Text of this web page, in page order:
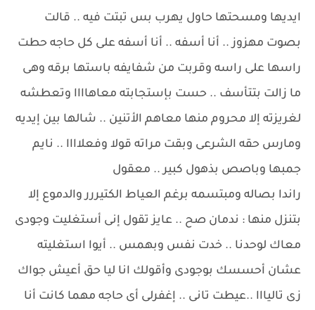
ايديها ومسحتها حاول يهرب بس تبتت فيه .. قالت
بصوت مهزوز .. أنا أسفه .. أنا أسفه على كل حاجه حطت
راسها على راسه وقربت من شفايفه باستها برقه وهى
ما زالت بتتأسف .. حست بإستجابته معاهاااا وتعطشه
لغريزته إلا محروم منها معاهم الأتنين .. شالها بين إيديه
ومارس حقه الشرعى وبقت مراته قولا وفعلاااا .. نايم
جمبها وباصص بذهول كبير .. معقول
راندا بصاله ومبتسمه برغم العياط الكتيررر والدموع إلا
بتنزل منها : ندمان صح .. عايز تقول إنى أستغليت وجودى
معاك لوحدنا .. خدت نفس وبهمس .. أيوا استغليته
عشان أحسسك بوجودى وأقولك انا ليا حق أعيش جواك
زى تاليااا ..عيطت تانى .. إغفرلى أى حاجه مهما كانت أنا